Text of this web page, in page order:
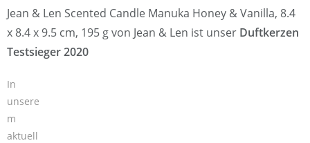
Jean & Len Scented Candle Manuka Honey & Vanilla, 8.4
x 8.4 x 9.5 cm, 195 g von Jean & Len ist unser Duftkerzen
Testsieger 2020
In
unsere
m
aktuell